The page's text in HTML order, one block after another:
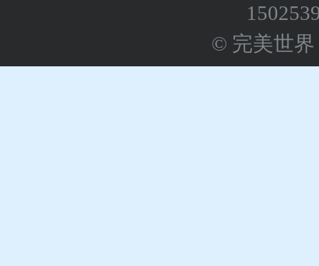
© 完美世界